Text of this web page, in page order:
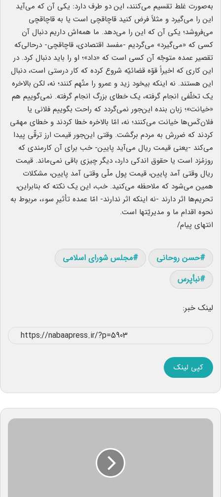
به‌صورت غلط تقسیم می‌کنند، این دو طرف دارد: یکی آن که می‌آید
این را می‌گیرد و مثلاً فرض کنید قاچاقچی است یا به قاچاقچی
می‌فروشد؛ یکی آن که این را می‌دهد. ما همه‌اش داریم دنبال آن
کسی که «می‌گیرد» می‌گردیم -مفسد اقتصادی، قاچاقچی- درحالی‌که
تقصیر عمده متوجّه آن کسی است که «داد»؛ او را باید دنبال کرد. در
این کاری که اخیراً قوّه قضائیّه شروع کرده که کار درستی است، دنبال
این هستند. نه اینکه بیخود زید و عمرو را متّهم کنند؛ نه، لکن بالاخره
یک تخلّفی انجام گرفته، یک خطای بزرگ انجام گرفته. نمی‌گوییم هم
«خیانت»؛ زبان بنده این‌جور نمی‌گردد که راحت بگوییم فلانی یا
فلان‌کَس‌ها خیانت می‌کنند؛ نه، امّا بالاخره خطا کردند و خطای مهمّی
کردند که ضررش به مردم برگشت. وقتی این‌جور قیمت ارز ترقّی پیدا
می‌کند -یعنی قیمت ریال می‌آید پایین- خب برای آن کارمندی که
روزمُزد است یا حقوق اندکی دارد، دیگر چیزی باقی نمی‌ماند. قیمت
ریال وقتی آمد پایین، قیمت پول ملّی وقتی آمد پایین، مشکلات
همین می‌شود که ملاحظه می‌کنید. خب، این یک نکته که بنابراین،
تحریم‌ها اثر دارند -نه اینکه اثر ندارند- امّا عمده تأثیرِ سوء، مربوط به
نحوه اقدام ما و مدیریّتها است.
انتهای پیام/
حسن روحانی
مجلس شورای اسلامی
نبأپرس
لینک خبر:
کپی لینک